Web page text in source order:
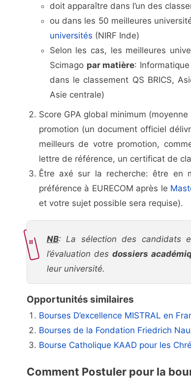
doit apparaître dans l’un des
ou dans les 50 meilleures
universités (NIRF Inde)
Selon les cas, les meilleures
Scimago par matière:
dans le classement QS BRICS,
Asie centrale)
Score GPA global minimum
promotion (un document officiel
meilleurs de votre promotion,
lettre de référence, un certificat de
Être axé sur la recherche: être en
préférence à EURECOM après le
et votre sujet possible sera requise).
NB: La sélection des candidats
l’évaluation des dossiers
leur université.
Opportunités similaires
Bourses D’excellence MISTRAL en
Bourses de la Fondation Friedrich
Bourse Catholique KAAD pour les
Comment Postuler pour la